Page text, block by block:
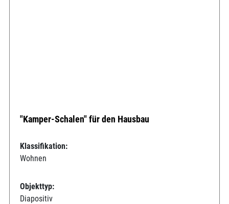
"Kamper-Schalen" für den Hausbau
Klassifikation:
Wohnen
Objekttyp:
Diapositiv